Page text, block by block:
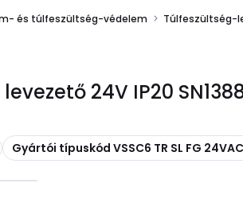
és túlfeszültség-védelem Túlfeszültség-
levezető 24V IP20
Másolás
Gyártói típuskód VSSC6 TR SL FG